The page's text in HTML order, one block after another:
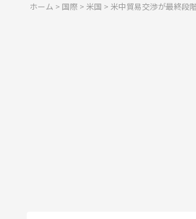
ホーム > 国際 > 米国 > 米中貿易交渉が最終段